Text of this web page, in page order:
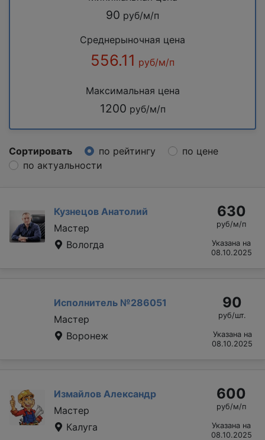
90 руб/м/п
Среднерыночная цена
556.11 руб/м/п
Максимальная цена
1200 руб/м/п
Сортировать по рейтингу
по цене
по актуальности
Кузнецов Анатолий
Мастер
Вологда
630
руб/м/п
Указана на
08.10.2025
Исполнитель №286051
Мастер
Воронеж
90
руб/шт.
Указана на
08.10.2025
Измайлов Александр
Мастер
Калуга
600
руб/м/п
Указана на
08.10.2025